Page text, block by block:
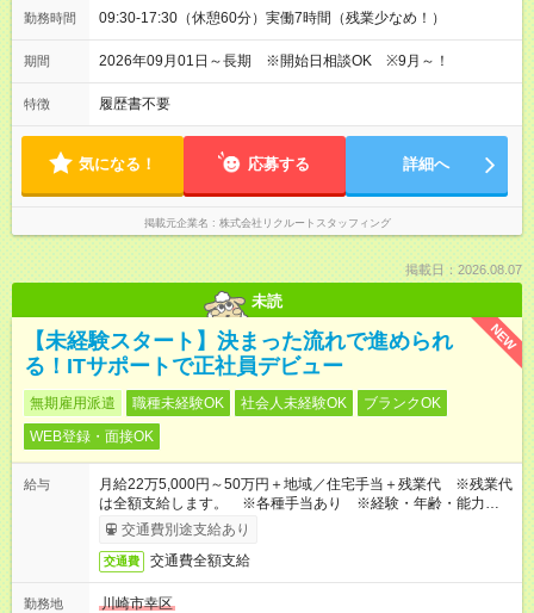
勤務時間 09:30-17:30（休憩60分）実働7時間（残業少なめ！）
期間 2026年09月01日～長期 ※開始日相談OK ※9月～！
特徴 履歴書不要
気になる！ 応募する 詳細へ
掲載元企業名 株式会社リクルートスタッフィング
掲載日：2026.08.07
未読
NEW
【未経験スタート】決まった流れで進められ
る！ITサポートで正社員デビュー
無期雇用派遣 職種未経験OK 社会人未経験OK
ブランクOK
WEB登録・面接OK
給与
月給22万5,000円～50万円＋地域／住宅手当＋残業代 ※残業代
は全額支給します。 ※各種手当あり ※経験・年齢・能力等を
考慮して加給・優遇します。
交通費別途支給あり
交通費 交通費全額支給
勤務地
川崎市幸区